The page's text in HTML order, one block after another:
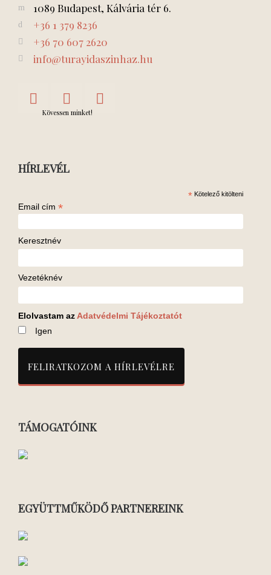
1089 Budapest, Kálvária tér 6.
+36 1 379 8236
+36 70 607 2620
info@turayidaszinhaz.hu
Kövessen minket!
HÍRLEVÉL
* Kötelező kitölteni
Email cím *
Keresztnév
Vezetéknév
Elolvastam az Adatvédelmi Tájékoztatót
Igen
TÁMOGATÓINK
EGYÜTTMŰKÖDŐ PARTNEREINK